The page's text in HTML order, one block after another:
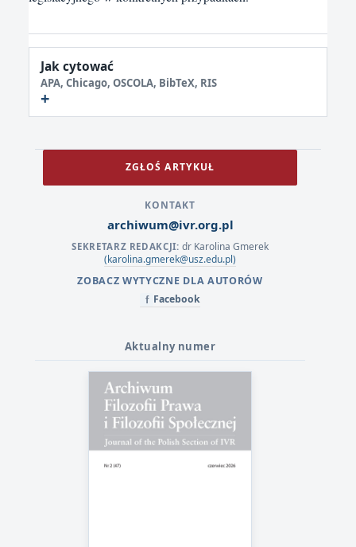
Jak cytować
APA, Chicago, OSCOLA, BibTeX, RIS
ZGŁOŚ ARTYKUŁ
KONTAKT
archiwum@ivr.org.pl
SEKRETARZ REDAKCJI: dr Karolina Gmerek
(karolina.gmerek@usz.edu.pl)
ZOBACZ WYTYCZNE DLA AUTORÓW
f Facebook
Aktualny numer